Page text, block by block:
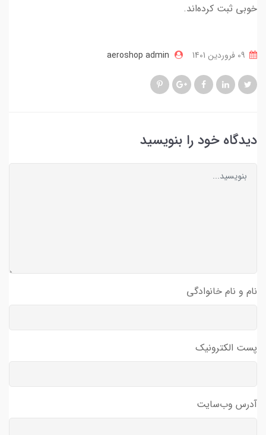
خوبی ثبت کرده‌اند.
aeroshop admin
دیدگاه خود را بنویسید
نام و نام خانوادگی
پست الکترونیک
آدرس وب‌سایت